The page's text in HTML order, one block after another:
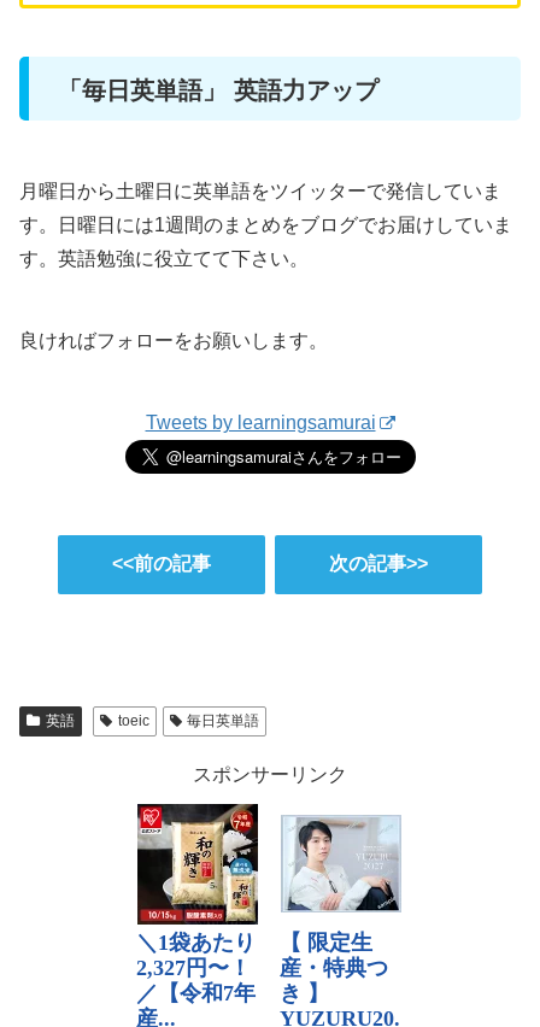
「毎日英単語」 英語力アップ
月曜日から土曜日に英単語をツイッターで発信していま
す。日曜日には1週間のまとめをブログでお届けしていま
す。英語勉強に役立てて下さい。
良ければフォローをお願いします。
Tweets by learningsamurai
<<前の記事 次の記事>>
英語 toeic 毎日英単語
スポンサーリンク